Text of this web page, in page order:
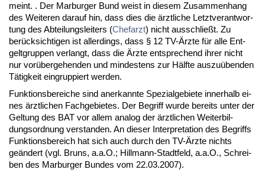
meint. . Der Mar­bur­ger Bund weist in die­sem Zu­sam­men­hang
des Wei­te­ren dar­auf hin, dass dies die ärzt­li­che Letzt­ver­ant­wor­
tung des Ab­tei­lungs­lei­ters (Chef­arzt) nicht aus­sch­ließt. Zu
berück­sich­ti­gen ist al­ler­dings, dass § 12 TV-Ärz­te für al­le Ent­
gelt­grup­pen ver­langt, dass die Ärz­te ent­spre­chend ih­rer nicht
nur vorüber­ge­hen­den und min­des­tens zur Hälf­te aus­zuüben­den
Tätig­keit ein­grup­piert wer­den.
Funk­ti­ons­be­rei­che sind an­er­kann­te Spe­zi­al­ge­bie­te in­ner­halb ei­
nes ärzt­li­chen Fach­ge­bie­tes. Der Be­griff wur­de be­reits un­ter der
Gel­tung des BAT vor al­lem ana­log der ärzt­li­chen Wei­ter­bil­
dungs­ord­nung ver­stan­den. An die­ser In­ter­pre­ta­ti­on des Be­griffs
Funk­ti­ons­be­reich hat sich auch durch den TV-Ärz­te nichts
geändert (vgl. Bruns, a.a.O.; Hill­mann-Stadt­feld, a.a.O., Schrei­
ben des Mar­bur­ger Bun­des vom 22.03.2007).